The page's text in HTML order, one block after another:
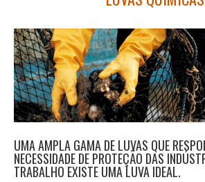
UMA AMPLA GAMA DE LUVAS QUE
NECESSIDADE DE PROTEÇÃO DAS
TRABALHO EXISTE UMA LUVA IDEAL.